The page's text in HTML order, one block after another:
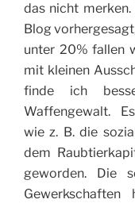
das nicht
Blog
unter 20% fallen
mit kleinen
finde ich
Waffengewalt.
wie z. B. die
dem
geworden. Die